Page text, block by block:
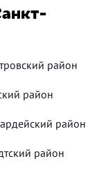
район
район
район
район